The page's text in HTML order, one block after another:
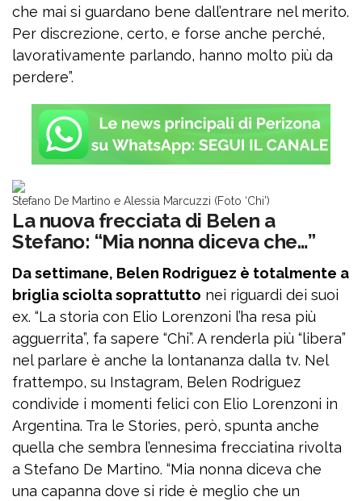
che mai si guardano bene dall’entrare nel merito.
Per discrezione, certo, e forse anche perché,
lavorativamente parlando, hanno molto più da
perdere”.
Stefano De Martino e Alessia Marcuzzi (Foto ‘Chi’)
La nuova frecciata di Belen a
Stefano: “Mia nonna diceva che…”
Da settimane, Belen Rodriguez è totalmente a
briglia sciolta soprattutto nei riguardi dei suoi
ex. “La storia con Elio Lorenzoni l’ha resa più
agguerrita”, fa sapere “Chi”. A renderla più “libera”
nel parlare è anche la lontananza dalla tv. Nel
frattempo, su Instagram, Belen Rodriguez
condivide i momenti felici con Elio Lorenzoni in
Argentina. Tra le Stories, però, spunta anche
quella che sembra l’ennesima frecciatina rivolta
a Stefano De Martino. “Mia nonna diceva che
una capanna dove si ride è meglio che un